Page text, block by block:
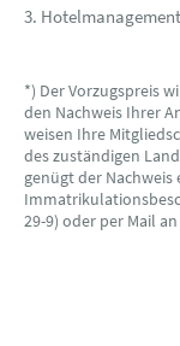
3. Hotelmanagement
*) Der Vorzugspreis
den Nachweis Ihrer
weisen Ihre
des zuständigen
genügt der Nachweis
29-9) oder per Mail